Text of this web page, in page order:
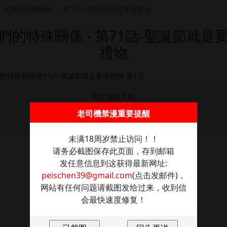
我們的特殊關係
图片加载失败
点击重新加载
老司機禁漫重要提醒
未满18周岁禁止访问！！
请务必截图保存此页面，存到邮箱
发任意信息到这获得最新网址:
peischen39@gmail.com(点击发邮件)，
网站有任何问题请截图发给过来，收到信
会最快速度修复！